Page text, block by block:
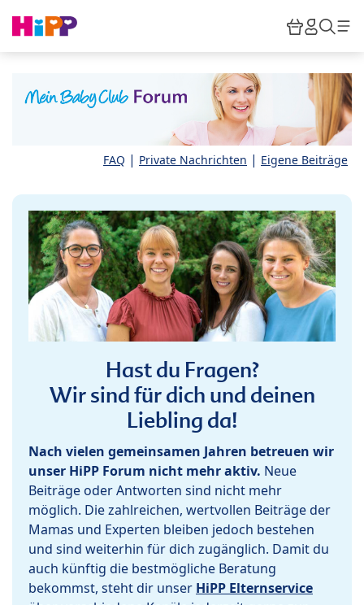
HiPP
FAQ | Private Nachrichten | Eigene Beiträge
Hast du Fragen?
Wir sind für dich und deinen
Liebling da!
Nach vielen gemeinsamen Jahren betreuen wir
unser HiPP Forum nicht mehr aktiv. Neue
Beiträge oder Antworten sind nicht mehr
möglich. Die zahlreichen, wertvollen Beiträge der
Mamas und Experten bleiben jedoch bestehen
und sind weiterhin für dich zugänglich. Damit du
auch künftig die bestmögliche Beratung
bekommst, steht dir unser HiPP Elternservice